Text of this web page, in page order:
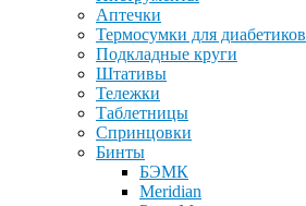
Аптечки
Термосумки для диабетиков
Подкладные круги
Штативы
Тележки
Таблетницы
Спринцовки
Бинты
БЭМК
Meridian